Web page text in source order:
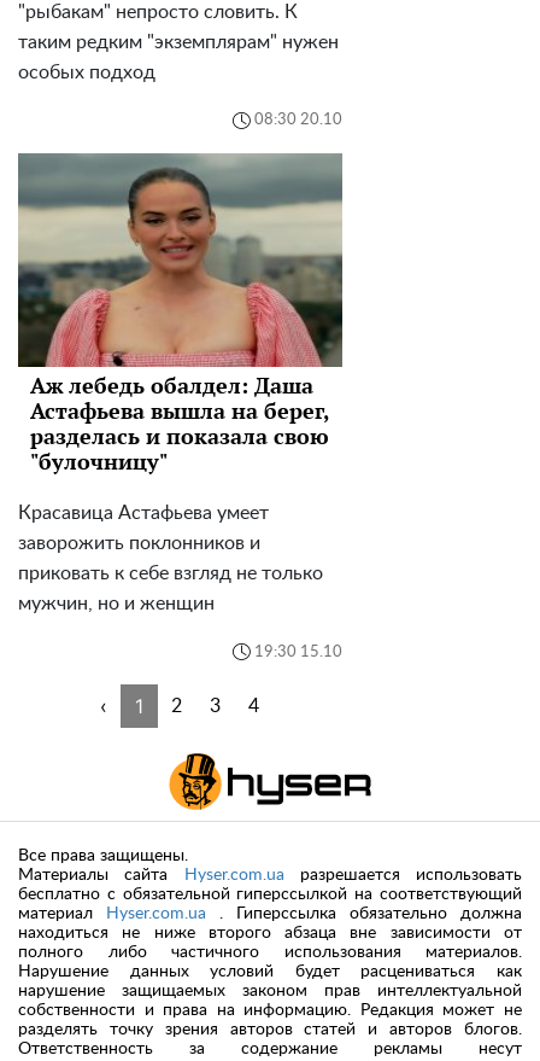
"рыбакам" непросто словить. К
таким редким "экземплярам" нужен
особых подход
08:30 20.10
Аж лебедь обалдел: Даша
Астафьева вышла на берег,
разделась и показала свою
"булочницу"
Красавица Астафьева умеет
заворожить поклонников и
приковать к себе взгляд не только
мужчин, но и женщин
19:30 15.10
‹ 1 2 3 4
Все права защищены.
Материалы сайта
Hyser.com.ua разрешается использовать
бесплатно с обязательной гиперссылкой на соответствующий
материал
Hyser.com.ua . Гиперссылка обязательно должна
находиться не ниже второго абзаца вне зависимости от
полного либо частичного использования материалов.
Нарушение данных условий будет расцениваться как
нарушение защищаемых законом прав интеллектуальной
собственности и права на информацию. Редакция может не
разделять точку зрения авторов статей и авторов блогов.
Ответственность за содержание рекламы несут